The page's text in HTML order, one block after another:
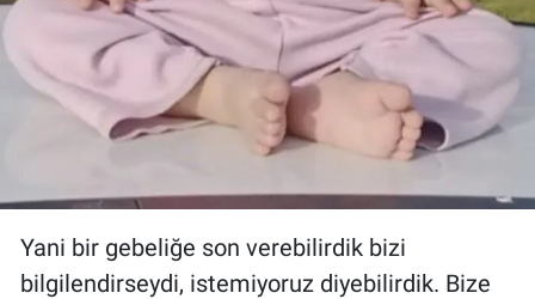
Yani bir gebeliğe son verebilirdik bizi
bilgilendirseydi, istemiyoruz diyebilirdik. Bize